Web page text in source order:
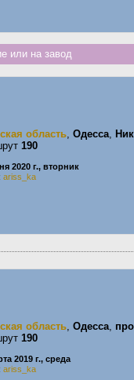
или на завод
область, Одесса,
190
2020 г., вторник
ariss_ka
область, Одесса,
190
2019 г., среда
ariss_ka